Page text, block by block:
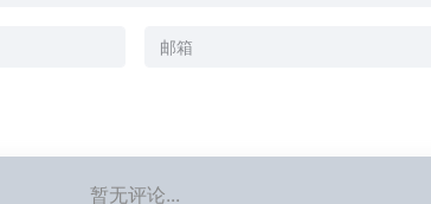
暂无评论...